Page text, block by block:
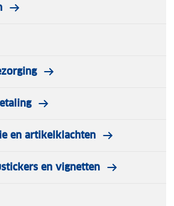
en artikelklachten
en vignetten